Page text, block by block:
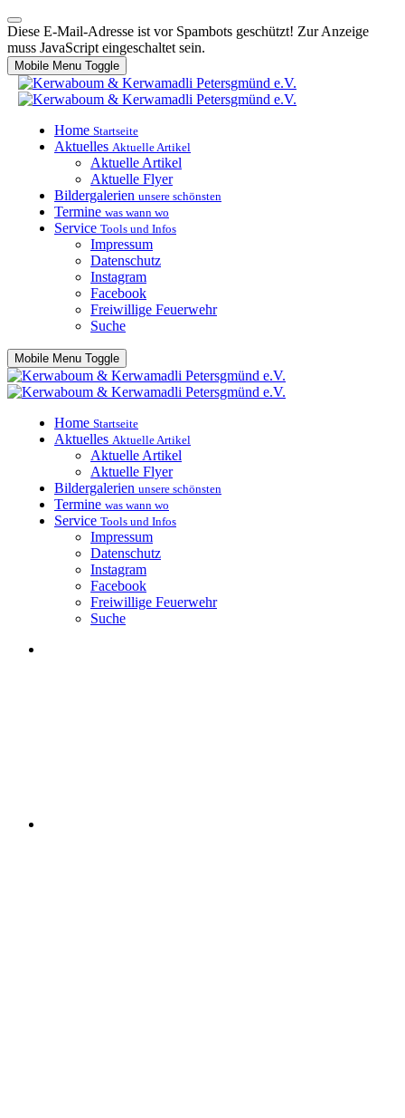
Diese E-Mail-Adresse ist vor Spambots geschützt! Zur Anzeige
muss JavaScript eingeschaltet sein.
Mobile Menu Toggle
Home Startseite
Aktuelles Aktuelle Artikel
Aktuelle Artikel
Aktuelle Flyer
Bildergalerien unsere schönsten
Termine was wann wo
Service Tools und Infos
Impressum
Datenschutz
Instagram
Facebook
Freiwillige Feuerwehr
Suche
Mobile Menu Toggle
Home Startseite
Aktuelles Aktuelle Artikel
Aktuelle Artikel
Aktuelle Flyer
Bildergalerien unsere schönsten
Termine was wann wo
Service Tools und Infos
Impressum
Datenschutz
Instagram
Facebook
Freiwillige Feuerwehr
Suche